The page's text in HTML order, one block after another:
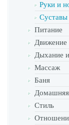
Руки и
Суставы
Питание
Движение
Дыхание
Массаж
Баня
Домашняя
Стиль